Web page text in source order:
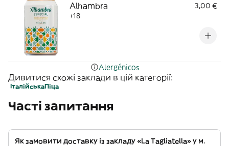
Alhambra
3,00 €
+18
Alergénicos
Дивитися схожі заклади в цій категорії:
ІталійськаПіца
Часті запитання
Як замовити доставку із закладу «La Tagliatella» у м.